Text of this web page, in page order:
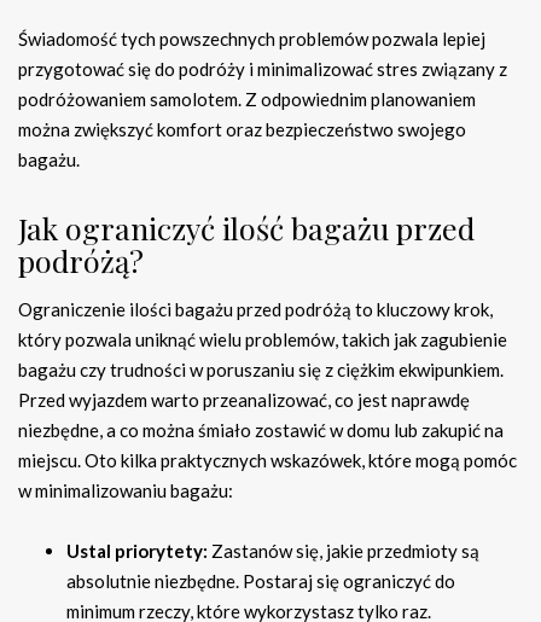
Świadomość tych powszechnych problemów pozwala lepiej
przygotować się do podróży i minimalizować stres związany z
podróżowaniem samolotem. Z odpowiednim planowaniem
można zwiększyć komfort oraz bezpieczeństwo swojego
bagażu.
Jak ograniczyć ilość bagażu przed
podróżą?
Ograniczenie ilości bagażu przed podróżą to kluczowy krok,
który pozwala uniknąć wielu problemów, takich jak zagubienie
bagażu czy trudności w poruszaniu się z ciężkim ekwipunkiem.
Przed wyjazdem warto przeanalizować, co jest naprawdę
niezbędne, a co można śmiało zostawić w domu lub zakupić na
miejscu. Oto kilka praktycznych wskazówek, które mogą pomóc
w minimalizowaniu bagażu:
Ustal priorytety: Zastanów się, jakie przedmioty są
absolutnie niezbędne. Postaraj się ograniczyć do
minimum rzeczy, które wykorzystasz tylko raz.